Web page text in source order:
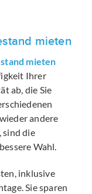
mieten
mieten
Ihrer
ab, die Sie
andere
sind die
Wahl.
inklusive
Sie sparen